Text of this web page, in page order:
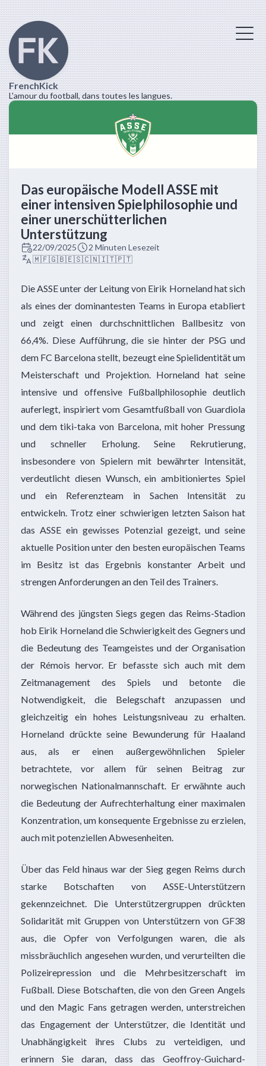
FrenchKick
L'amour du football, dans toutes les langues.
Das europäische Modell ASSE mit
einer intensiven Spielphilosophie und
einer unerschütterlichen
Unterstützung
22/09/2025
2 Minuten Lesezeit
🇲🇫🇬🇧🇪🇸🇨🇳🇮🇹🇵🇹
Die ASSE unter der Leitung von Eirik Horneland hat sich
als eines der dominantesten Teams in Europa etabliert
und zeigt einen durchschnittlichen Ballbesitz von
66,4%. Diese Aufführung, die sie hinter der PSG und
dem FC Barcelona stellt, bezeugt eine Spielidentität um
Meisterschaft und Projektion. Horneland hat seine
intensive und offensive Fußballphilosophie deutlich
auferlegt, inspiriert vom Gesamtfußball von Guardiola
und dem tiki-taka von Barcelona, mit hoher Pressung
und schneller Erholung. Seine Rekrutierung,
insbesondere von Spielern mit bewährter Intensität,
verdeutlicht diesen Wunsch, ein ambitioniertes Spiel
und ein Referenzteam in Sachen Intensität zu
entwickeln. Trotz einer schwierigen letzten Saison hat
das ASSE ein gewisses Potenzial gezeigt, und seine
aktuelle Position unter den besten europäischen Teams
im Besitz ist das Ergebnis konstanter Arbeit und
strengen Anforderungen an den Teil des Trainers.
Während des jüngsten Siegs gegen das Reims-Stadion
hob Eirik Horneland die Schwierigkeit des Gegners und
die Bedeutung des Teamgeistes und der Organisation
der Rémois hervor. Er befasste sich auch mit dem
Zeitmanagement des Spiels und betonte die
Notwendigkeit, die Belegschaft anzupassen und
gleichzeitig ein hohes Leistungsniveau zu erhalten.
Horneland drückte seine Bewunderung für Haaland
aus, als er einen außergewöhnlichen Spieler
betrachtete, vor allem für seinen Beitrag zur
norwegischen Nationalmannschaft. Er erwähnte auch
die Bedeutung der Aufrechterhaltung einer maximalen
Konzentration, um konsequente Ergebnisse zu erzielen,
auch mit potenziellen Abwesenheiten.
Über das Feld hinaus war der Sieg gegen Reims durch
starke Botschaften von ASSE-Unterstützern
gekennzeichnet. Die Unterstützergruppen drückten
Solidarität mit Gruppen von Unterstützern von GF38
aus, die Opfer von Verfolgungen waren, die als
missbräuchlich angesehen wurden, und verurteilten die
Polizeirepression und die Mehrbesitzerschaft im
Fußball. Diese Botschaften, die von den Green Angels
und den Magic Fans getragen werden, unterstreichen
das Engagement der Unterstützer, die Identität und
Unabhängigkeit ihres Clubs zu verteidigen, und
erinnern Sie daran, dass das Geoffroy-Guichard-